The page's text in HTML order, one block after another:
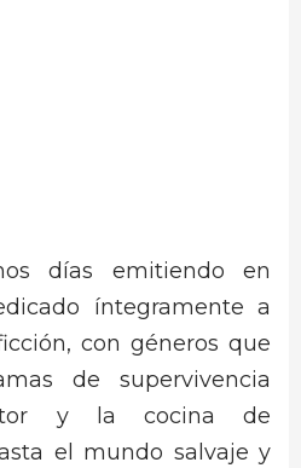
días emitiendo en
íntegramente a
con géneros que
de supervivencia
y la cocina de
el mundo salvaje y